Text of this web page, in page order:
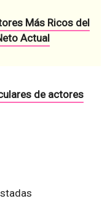
Más Ricos del
Actual
de actores